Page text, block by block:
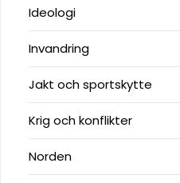
Ideologi
Invandring
Jakt och sportskytte
Krig och konflikter
Norden